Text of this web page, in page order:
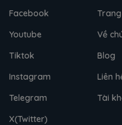
Facebook
Youtube
Tiktok
Instagram
Telegram
X(Twitter)
Về
Blog
Liên
Tài